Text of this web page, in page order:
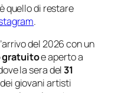
quello di restare
.
del 2026 con un
gratuitoe aperto a
la sera del31
giovani artisti